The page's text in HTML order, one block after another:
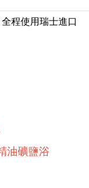
程使用瑞士進口
油礦鹽浴